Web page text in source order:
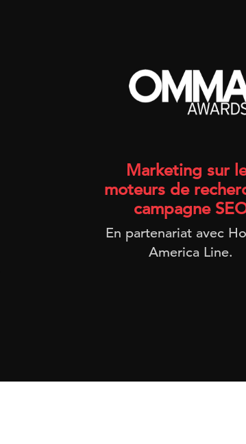
Marketing sur
moteurs de
campagne
En partenariat avec
America Line.